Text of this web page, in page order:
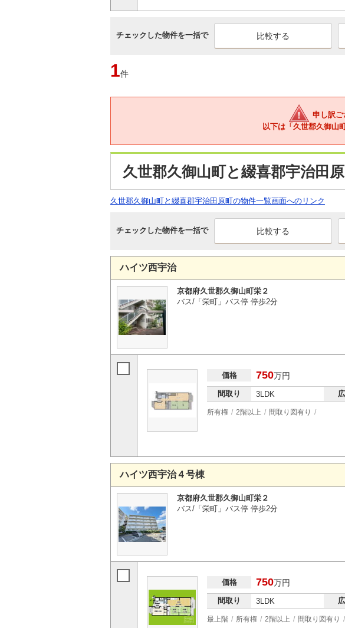
チェックした物件を一括で
1件
申し訳
以下は「久世郡久御山
久世郡久御山町と綴喜郡宇治田
久世郡久御山町と綴喜郡宇治田原町の物件一覧画面へのリンク
チェックした物件を一括で
ハイツ西宇治
京都府久世郡久御山町栄２
バス/「栄町」バス停 停歩2分
価格 750万円
間取り 3LDK
所有権 2階以上 間取り図有り
ハイツ西宇治４号棟
京都府久世郡久御山町栄２
バス/「栄町」バス停 停歩2分
価格 750万円
間取り 3LDK
最上階 所有権 2階以上 間取り図有り